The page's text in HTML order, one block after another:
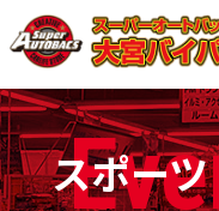
スポー